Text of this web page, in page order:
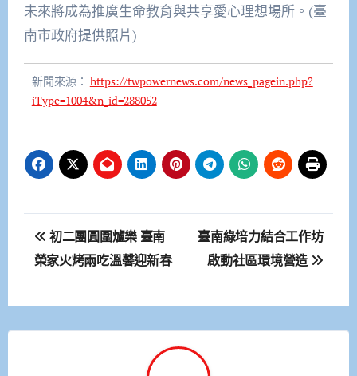
未來將成為推廣生命教育與共享愛心理想場所。(臺
南市政府提供照片)
新聞來源： https://twpowernews.com/news_pagein.php?
iType=1004&n_id=288052
文
章
覽
初二團圓圍爐樂 臺南
榮家火烤兩吃溫馨迎新春
臺南綠培力結合工作坊
啟動社區環境營造